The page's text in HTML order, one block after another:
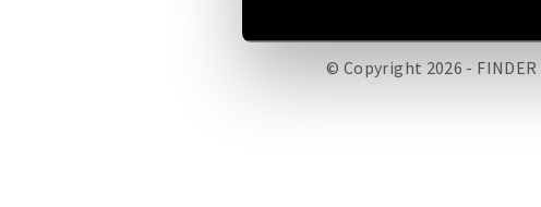
© Copyright 2026 -